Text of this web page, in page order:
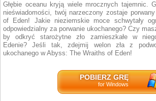
Głębie oceanu kryją wiele mrocznych tajemnic.
nieświadomości, twój narzeczony zostaje
of Eden! Jakie nieziemskie moce schwytały
odpowiedzialny za porwanie ukochanego? Czy
by odkryć starożytne zło zamieszkałe w
Edenie? Jeśli tak, zdejmij welon zła z
ukochanego w Abyss: The Wraiths of Eden!
POBIERZ GRĘ
for Windows